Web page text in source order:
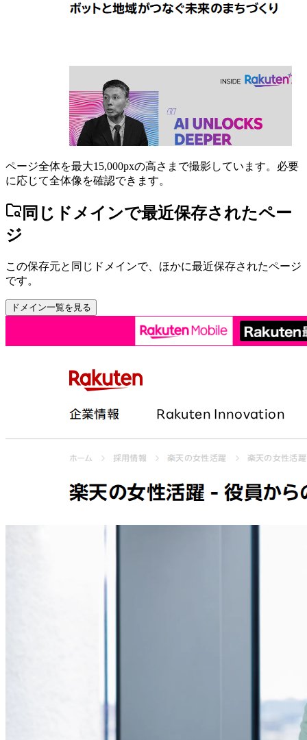
ページ全体を最大15,000pxの高さまで撮影しています。必要
に応じて全体像を確認できます。
同じドメインで最近保存されたペー
ジ
この保存元と同じドメインで、ほかに最近保存されたページ
です。
ドメイン一覧を見る